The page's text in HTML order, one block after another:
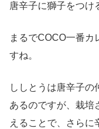
唐辛子に獅子をつけ
まるでCOCO一番カ
すね。
ししとうは唐辛子の
あるのですが、栽培
えることで、さらに